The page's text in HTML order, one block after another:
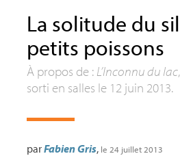
La solitude du
petits poissons
À propos de : L’Inconnu du lac
sorti en salles le 12 juin 2013.
parFabien Gris, le 24 juillet 2013